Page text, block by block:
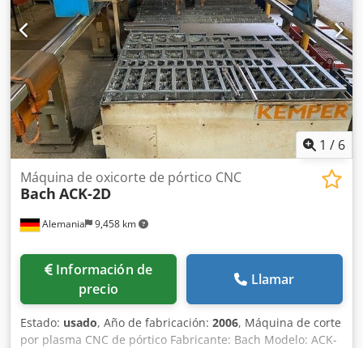
1 / 6
Alemania 9,458 km
Máquina de oxicorte de pórtico CNC
Bach ACK-2D
Información de
precio
Llamar
Estado: usado, Año de fabricación: 2006, Máquina de corte
por plasma CNC de pórtico Fabricante: Bach Modelo: ACK-